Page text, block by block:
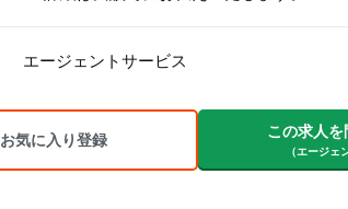
エージェントサービス
お気に入り登録 この求人
（エージェ